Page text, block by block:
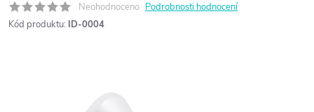
Neohodnoceno Podrobnosti hodnocení
Kód produktu: ID-0004